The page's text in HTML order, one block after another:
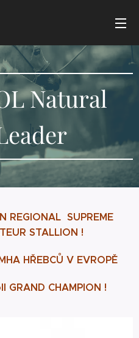
Natural
REGIONAL SUPREME
STALLION !
HŘEBCŮ V EVROPĚ
GRAND CHAMPION !